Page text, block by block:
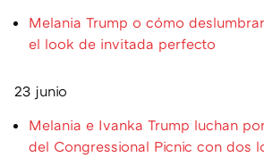
Melania Trump o cómo
el look de invitada perfecto
23 junio
Melania e Ivanka Trump luchan
del Congressional Picnic con dos